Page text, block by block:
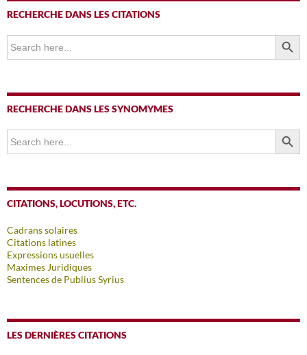
RECHERCHE DANS LES CITATIONS
Search
for:
SEARCH
RECHERCHE DANS LES SYNOMYMES
Search
for:
SEARCH
CITATIONS, LOCUTIONS, ETC.
Cadrans solaires
Citations latines
Expressions usuelles
Maximes Juridiques
Sentences de Publius Syrius
LES DERNIÈRES CITATIONS